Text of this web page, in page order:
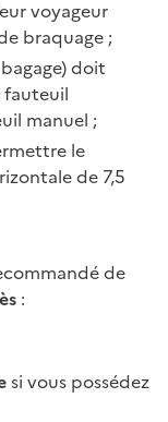
voyageur
braquage ;
doit
fauteuil
manuel ;
le
de 7,5
de
:
si vous possédez